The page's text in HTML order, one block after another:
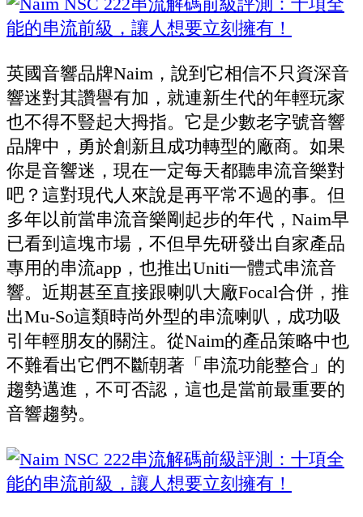
英國音響品牌Naim，說到它相信不只資深音
響迷對其讚譽有加，就連新生代的年輕玩家
也不得不豎起大拇指。它是少數老字號音響
品牌中，勇於創新且成功轉型的廠商。如果
你是音響迷，現在一定每天都聽串流音樂對
吧？這對現代人來說是再平常不過的事。但
多年以前當串流音樂剛起步的年代，Naim早
已看到這塊市場，不但早先研發出自家產品
專用的串流app，也推出Uniti一體式串流音
響。近期甚至直接跟喇叭大廠Focal合併，推
出Mu-So這類時尚外型的串流喇叭，成功吸
引年輕朋友的關注。從Naim的產品策略中也
不難看出它們不斷朝著「串流功能整合」的
趨勢邁進，不可否認，這也是當前最重要的
音響趨勢。